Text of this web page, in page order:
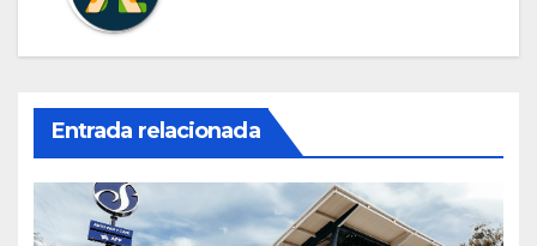
Entrada relacionada